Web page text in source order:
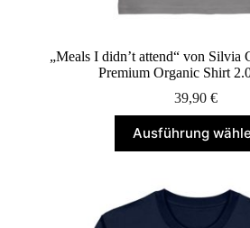
„Meals I didn’t attend“ von Silvia
Premium Organic Shirt
39,90€
AusführungProdukt
weist
Varianten
auf.